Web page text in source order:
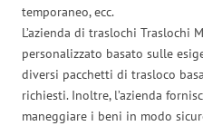
temporaneo, ecc.
L’azienda di traslochi Traslochi
personalizzato basato sulle
diversi pacchetti di trasloco
richiesti. Inoltre, l’azienda
maneggiare i beni in modo